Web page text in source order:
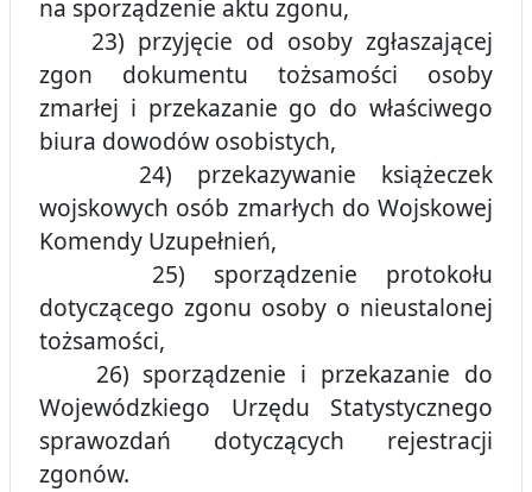
na sporządzenie aktu zgonu,
23) przyjęcie od osoby zgłaszającej
zgon dokumentu tożsamości osoby
zmarłej i przekazanie go do właściwego
biura dowodów osobistych,
24) przekazywanie książeczek
wojskowych osób zmarłych do Wojskowej
Komendy Uzupełnień,
25) sporządzenie protokołu
dotyczącego zgonu osoby o nieustalonej
tożsamości,
26) sporządzenie i przekazanie do
Wojewódzkiego Urzędu Statystycznego
sprawozdań dotyczących rejestracji
zgonów.